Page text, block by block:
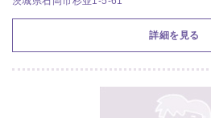
詳細を見る